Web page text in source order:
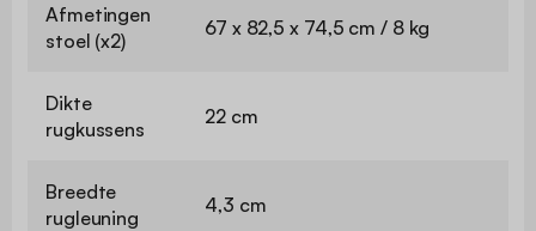
Afmetingen
stoel (x2)
67 x 82,5 x 74,5 cm / 8 kg
Dikte
rugkussens
22 cm
Breedte
rugleuning
4,3 cm